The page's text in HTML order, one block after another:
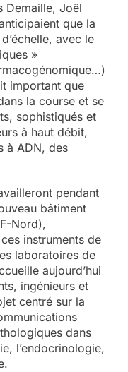
Demaille, Joël
que la
avec le
»
important que
la course et se
sophistiqués et
à haut débit,
à ADN, des
pendant
bâtiment
Nord),
instruments de
laboratoires de
aujourd’hui
ingénieurs et
centré sur la
dans
l’endocrinologie,